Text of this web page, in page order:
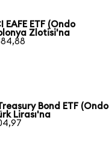
EAFE ETF (Ondo
Zlotisi'na
Bond ETF (Ondo
Lirası'na